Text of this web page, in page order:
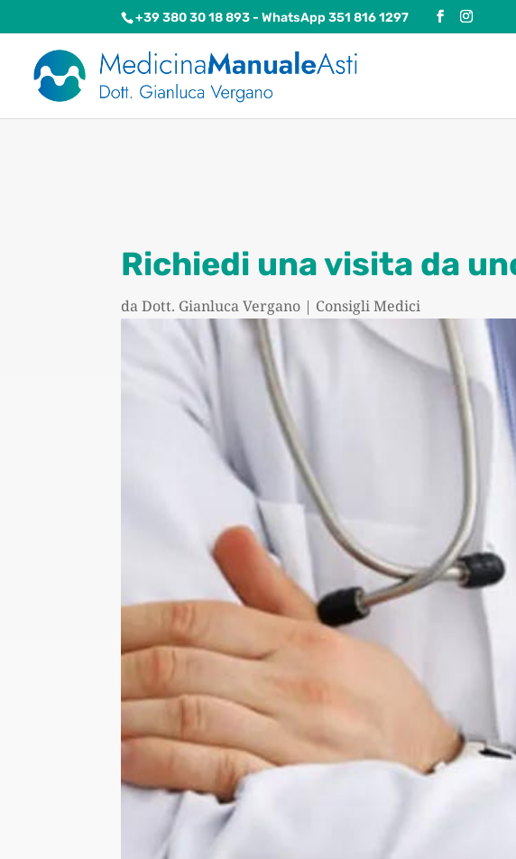
+39 380 30 18 893- WhatsApp 351 816 1297
Richiedi una visita da
daDott. Gianluca Vergano | Consigli Medici